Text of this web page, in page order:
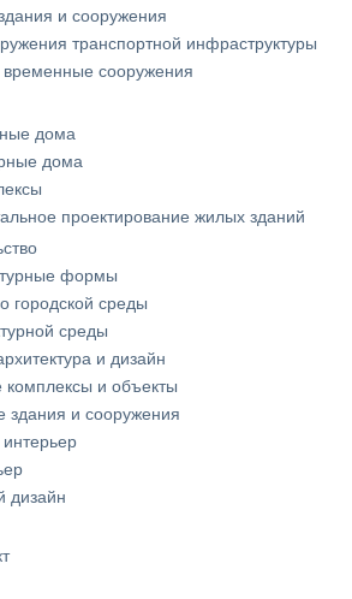
и сооружения
транспортной инфраструктуры
сооружения
дома
дома
проектирование жилых зданий
формы
городской среды
среды
и дизайн
комплексы и объекты
и сооружения
дизайн